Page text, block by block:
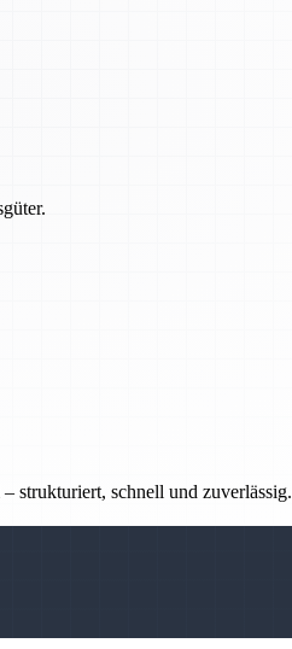
strukturiert, schnell und zuverlässig.